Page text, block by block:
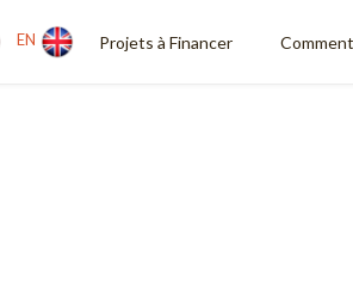
EN Projets à Financer